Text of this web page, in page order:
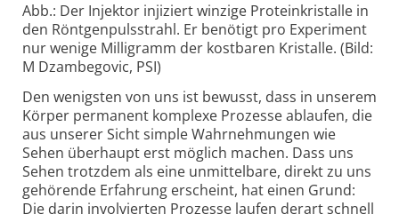
Abb.: Der Injektor injiziert winzige Proteinkristalle in
den Röntgenpulsstrahl. Er benötigt pro Experiment
nur wenige Milligramm der kostbaren Kristalle. (Bild:
M Dzambegovic, PSI)
Den wenigsten von uns ist bewusst, dass in unserem
Körper permanent komplexe Prozesse ablaufen, die
aus unserer Sicht simple Wahr­­nehmungen wie
Sehen überhaupt erst möglich machen. Dass uns
Sehen trotzdem als eine unmittel­bare, direkt zu uns
gehörende Erfahrung erscheint, hat einen Grund:
Die darin invol­­vierten Prozesse laufen derart schnell